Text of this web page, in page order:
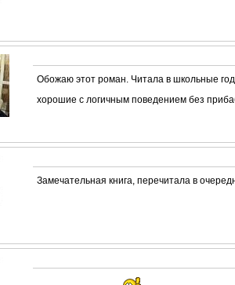
Обожаю этот роман. Читала в школьные
хорошие с логичным поведением без
Замечательная книга, перечитала в